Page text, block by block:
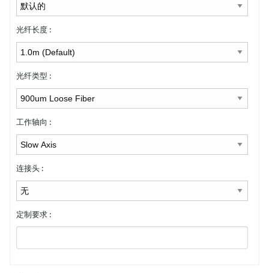
光纤长度 :
光纤类型 :
工作轴向 :
连接头 :
定制要求 :